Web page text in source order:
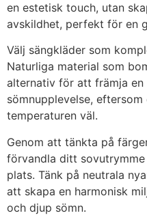
en estetisk touch, utan
avskildhet, perfekt för en
Välj sängkläder som
Naturliga material som
alternativ för att främja en
sömnupplevelse,
temperaturen väl.
Genom att tänkta på
förvandla ditt
plats. Tänk på neutrala
att skapa en harmonisk
och djup sömn.